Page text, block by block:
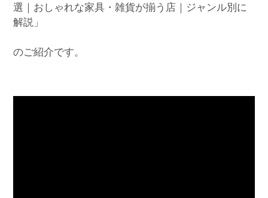
選｜おしゃれな家具・雑貨が揃う店｜ジャンル別に
解説」
のご紹介です。